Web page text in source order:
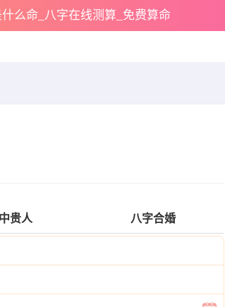
么命_八字在线测算_免费算命
贵人 八字合婚